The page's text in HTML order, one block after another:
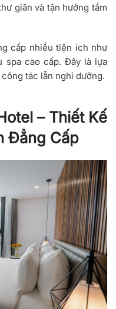
giãn và tận hưởng tầm
cấp nhiều tiện ích như
spa cao cấp. Đây là lựa
tác lẫn nghỉ dưỡng.
– Thiết Kế
Đẳng Cấp